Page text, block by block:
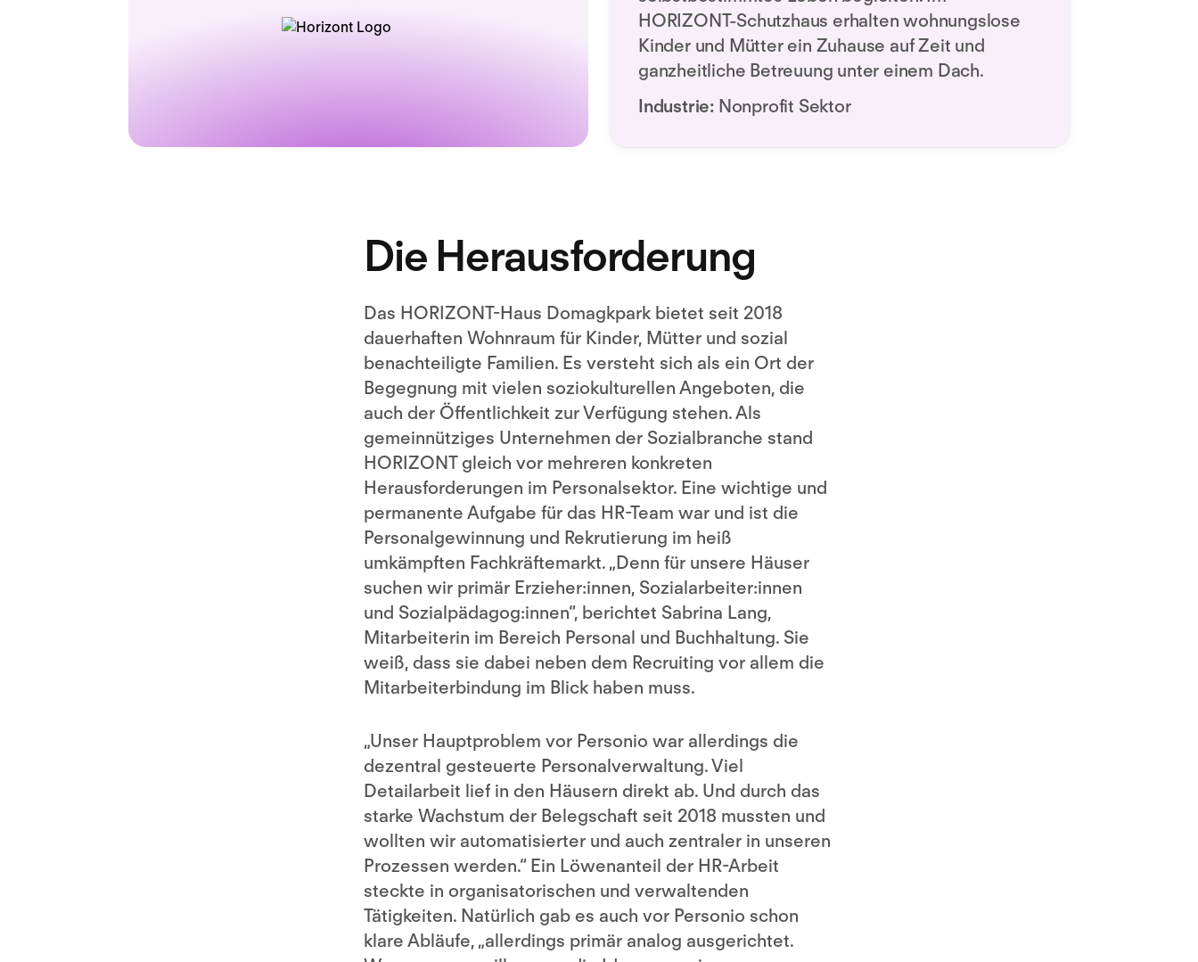
HORIZONT-Schutzhaus erhalten wohnungslose
Kinder und Mütter ein Zuhause auf Zeit und
ganzheitliche Betreuung unter einem Dach.
Industrie: Nonprofit Sektor
Die Herausforderung
Das HORIZONT-Haus Domagkpark bietet seit 2018
dauerhaften Wohnraum für Kinder, Mütter und sozial
benachteiligte Familien. Es versteht sich als ein Ort der
Begegnung mit vielen soziokulturellen Angeboten, die
auch der Öffentlichkeit zur Verfügung stehen. Als
gemeinnütziges Unternehmen der Sozialbranche stand
HORIZONT gleich vor mehreren konkreten
Herausforderungen im Personalsektor. Eine wichtige und
permanente Aufgabe für das HR-Team war und ist die
Personalgewinnung und Rekrutierung im heiß
umkämpften Fachkräftemarkt. „Denn für unsere Häuser
suchen wir primär Erzieher:innen, Sozialarbeiter:innen
und Sozialpädagog:innen“, berichtet Sabrina Lang,
Mitarbeiterin im Bereich Personal und Buchhaltung. Sie
weiß, dass sie dabei neben dem Recruiting vor allem die
Mitarbeiterbindung im Blick haben muss.
„Unser Hauptproblem vor Personio war allerdings die
dezentral gesteuerte Personalverwaltung. Viel
Detailarbeit lief in den Häusern direkt ab. Und durch das
starke Wachstum der Belegschaft seit 2018 mussten und
wollten wir automatisierter und auch zentraler in unseren
Prozessen werden.“ Ein Löwenanteil der HR-Arbeit
steckte in organisatorischen und verwaltenden
Tätigkeiten. Natürlich gab es auch vor Personio schon
klare Abläufe, „allerdings primär analog ausgerichtet.